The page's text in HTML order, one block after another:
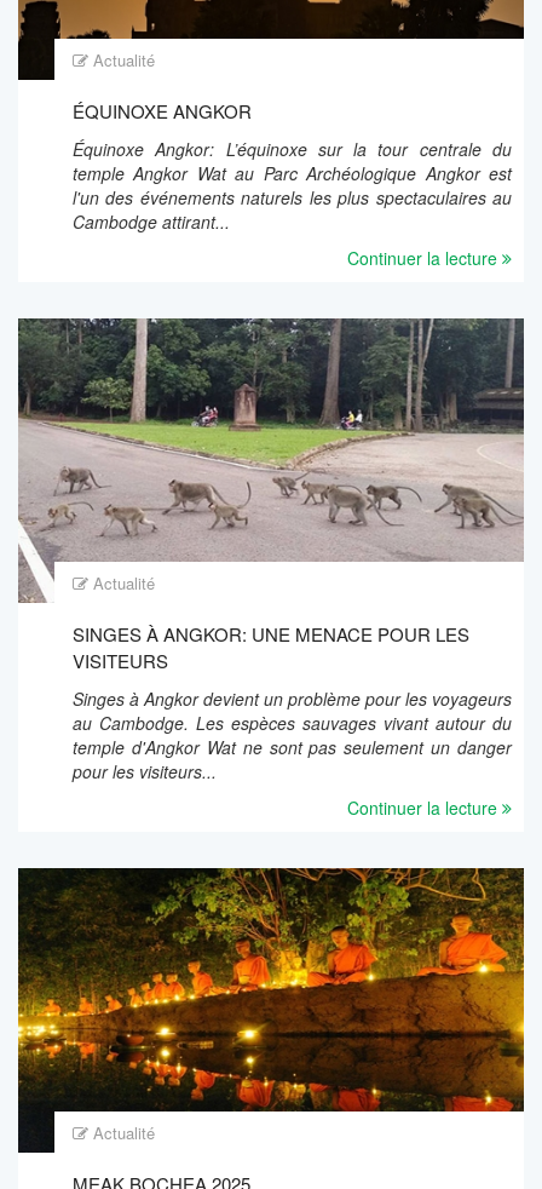
Actualité
ÉQUINOXE ANGKOR
Équinoxe Angkor: L’équinoxe sur la tour centrale du
temple Angkor Wat au Parc Archéologique Angkor est
l'un des événements naturels les plus spectaculaires au
Cambodge attirant...
Continuer la lecture
Actualité
SINGES À ANGKOR: UNE MENACE POUR LES
VISITEURS
Singes à Angkor devient un problème pour les voyageurs
au Cambodge. Les espèces sauvages vivant autour du
temple d'Angkor Wat ne sont pas seulement un danger
pour les visiteurs...
Continuer la lecture
Actualité
MEAK BOCHEA 2025